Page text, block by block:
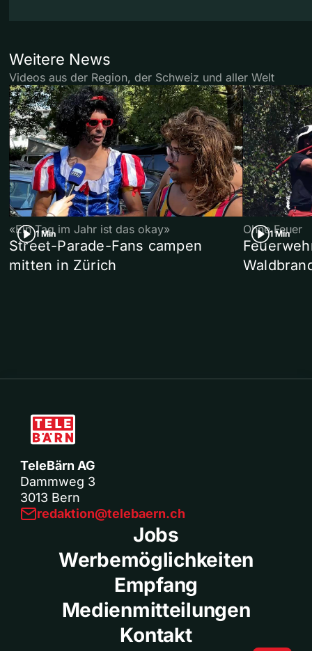
Weitere News
Videos aus der Region, der Schweiz und aller Welt
1 Min
«Ein Tag im Jahr ist das okay»
Street-Parade-Fans campen
mitten in Zürich
1 Min
Ohne Feuer
TeleBärn AG
Dammweg 3
3013 Bern
redaktion@telebaern.ch
Jobs
Werbemöglichkeiten
Empfang
Medienmitteilungen
Kontakt